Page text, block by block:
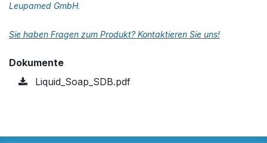
Leupamed GmbH.
Sie haben Fragen zum Produkt? Kontaktieren Sie uns!
Dokumente
Liquid_Soap_SDB.pdf